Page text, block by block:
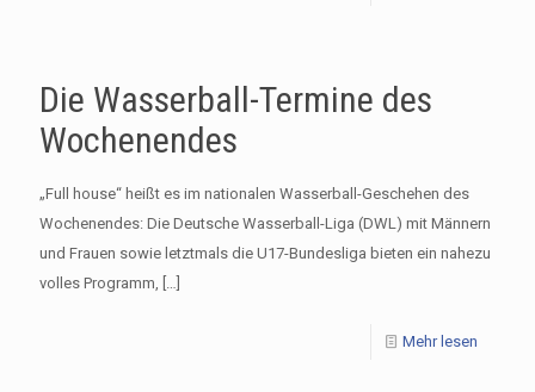
Die Wasserball-Termine des
Wochenendes
„Full house“ heißt es im nationalen Wasserball-Geschehen des
Wochenendes: Die Deutsche Wasserball-Liga (DWL) mit Männern
und Frauen sowie letztmals die U17-Bundesliga bieten ein nahezu
volles Programm, […]
Mehr lesen